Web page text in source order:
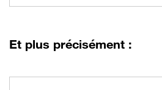
Et plus précisément :